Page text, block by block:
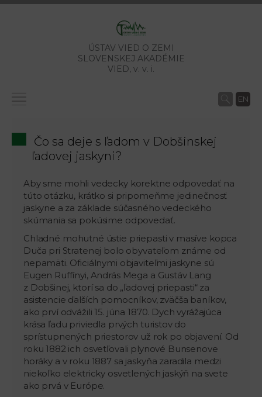
ÚSTAV VIED O ZEMI
SLOVENSKEJ AKADÉMIE
VIED, v. v. i.
EN
Čo sa deje s ľadom v Dobšinskej
ľadovej jaskyni?
Aby sme mohli vedecky korektne odpovedať na
túto otázku, krátko si pripomeňme jedinečnosť
jaskyne a za základe súčasného vedeckého
skúmania sa pokúsime odpovedať.
Chladné mohutné ústie priepasti v masíve kopca
Duča pri Stratenej bolo obyvateľom známe od
nepamäti. Oficiálnymi objaviteľmi jaskyne sú
Eugen Ruffínyi, András Mega a Gustáv Lang
z Dobšinej, ktorí sa do „ľadovej priepasti“ za
asistencie ďalších pomocníkov, zväčša baníkov,
ako prví odvážili 15. júna 1870. Dych vyrážajúca
krása ľadu priviedla prvých turistov do
sprístupnených priestorov už rok po objavení. Od
roku 1882 ich osvetľovali plynové Bunsenove
horáky a v roku 1887 sa jaskyňa zaradila medzi
niekoľko elektricky osvetlených jaskýň na svete
ako prvá v Európe.